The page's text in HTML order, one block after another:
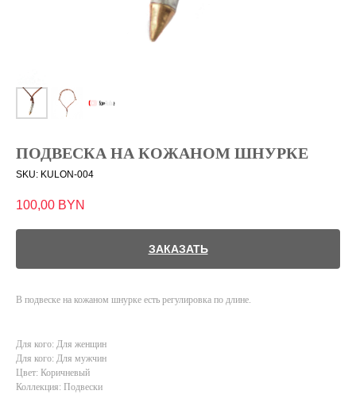
ПОДВЕСКА НА КОЖАНОМ ШНУРКЕ
SKU: KULON-004
100,00 BYN
ЗАКАЗАТЬ
В подвеске на кожаном шнурке есть регулировка по длине.
Для кого: Для женщин
Для кого: Для мужчин
Цвет: Коричневый
Коллекция: Подвески